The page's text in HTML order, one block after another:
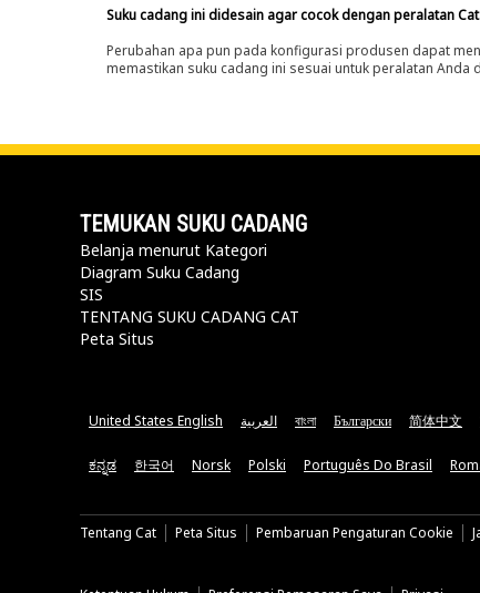
Suku cadang ini didesain agar cocok dengan peralatan
Perubahan apa pun pada konfigurasi produsen dapat
memastikan suku cadang ini sesuai untuk peralatan
TEMUKAN SUKU CADANG
Belanja menurut Kategori
Diagram Suku Cadang
SIS
TENTANG SUKU CADANG CAT
Peta Situs
United States English العربية বাংলা Български 简体中文
ಕನ್ನಡ 한국어 Norsk Polski Português Do Brasil
Tentang Cat Peta Situs Pembaruan Pengaturan Cookie